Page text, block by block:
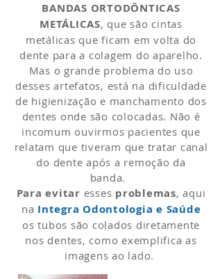
BANDAS ORTODÔNTICAS
METÁLICAS, que são cintas
metálicas que ficam em volta do
dente para a colagem do aparelho.
Mas o grande problema do uso
desses artefatos, está na dificuldade
de higienização e manchamento dos
dentes onde são colocadas. Não é
incomum ouvirmos pacientes que
relatam que tiveram que tratar canal
do dente após a remoção da
banda.
Para evitar esses problemas, aqui
na Integra Odontologia e Saúde
os tubos são colados diretamente
nos dentes, como exemplifica as
imagens ao lado.